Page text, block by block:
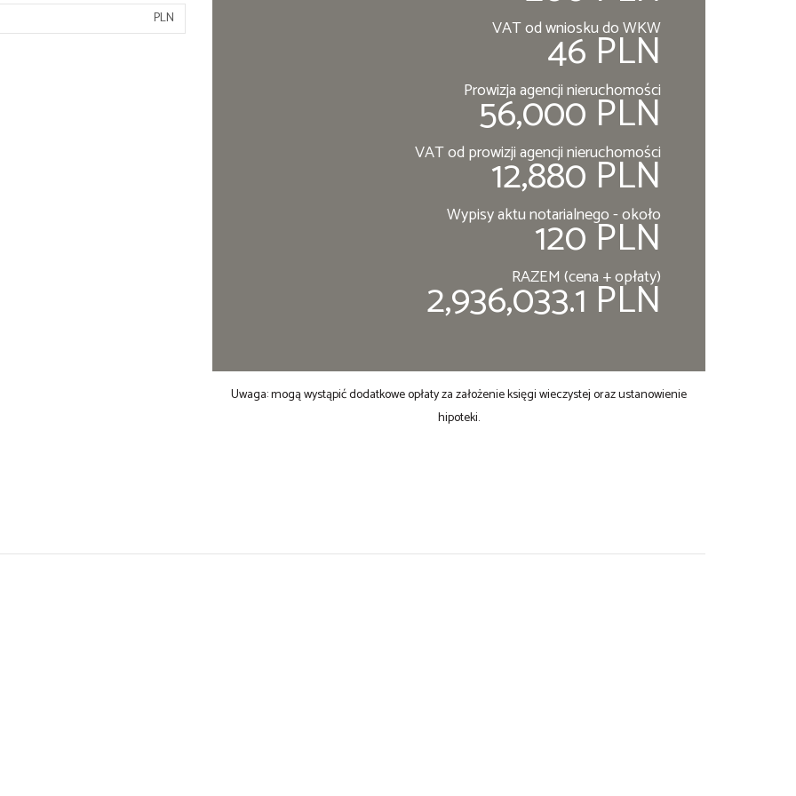
PLN VAT od wniosku do WKW
46 PLN
Prowizja agencji nieruchomości
56,000 PLN
VAT od prowizji agencji nieruchomości
12,880 PLN
Wypisy aktu notarialnego - około
120 PLN
RAZEM (cena + opłaty)
2,936,033.1 PLN
Uwaga: mogą wystąpić dodatkowe opłaty za założenie księgi wieczystej oraz ustanowienie
hipoteki.